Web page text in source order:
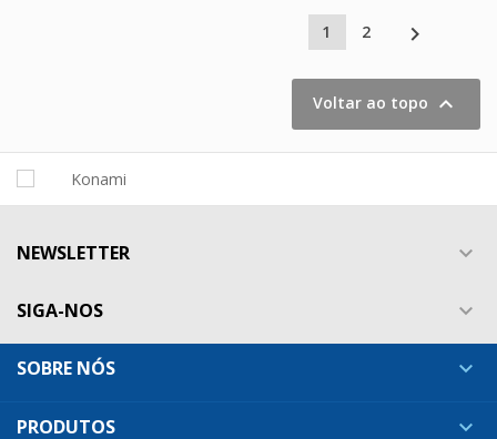
1 2 
Voltar ao topo 
NEWSLETTER 
SIGA-NOS 
SOBRE NÓS 
PRODUTOS 